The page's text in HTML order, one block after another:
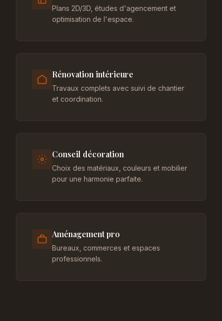
Plans 2D/3D, études d'agencement et
optimisation de l'espace.
Rénovation intérieure
Travaux complets avec suivi de chantier
et coordination.
Conseil décoration
Choix des matériaux, couleurs et mobilier
pour une harmonie parfaite.
Aménagement pro
Bureaux, commerces et espaces
professionnels.